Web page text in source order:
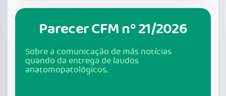
Parecer CFM nº 21/2026
Sobre a comunicação de más notícias
quando da entrega de laudos
anatomopatológicos.